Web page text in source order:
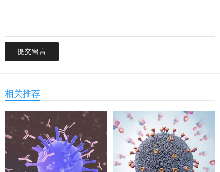
提交留言
相关推荐